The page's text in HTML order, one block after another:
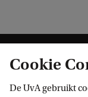
Cookie
De UvA gebruikt